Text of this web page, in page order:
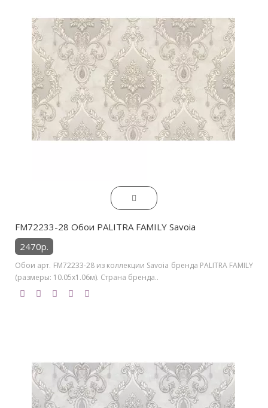
FM72233-28 Обои PALITRA FAMILY Savoia
2470р.
Обои арт. FM72233-28 из коллекции Savoia бренда PALITRA FAMILY
(размеры: 10.05х1.06м). Страна бренда..